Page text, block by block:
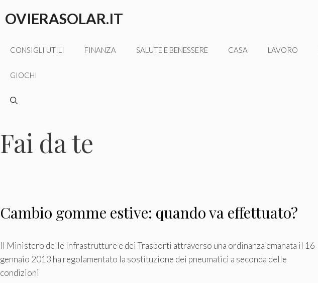
alOVIERASOLAR.IT
CONSIGLI UTILI FINANZA SALUTE E BENESSERE CASA LAVORO
GIOCHI
Fai da te
Cambio gomme estive: quando va effettuato?
Il Ministero delle Infrastrutture e dei Trasporti attraverso una ordinanza emanata il 16
gennaio 2013 ha regolamentato la sostituzione dei pneumatici a seconda delle
condizioni